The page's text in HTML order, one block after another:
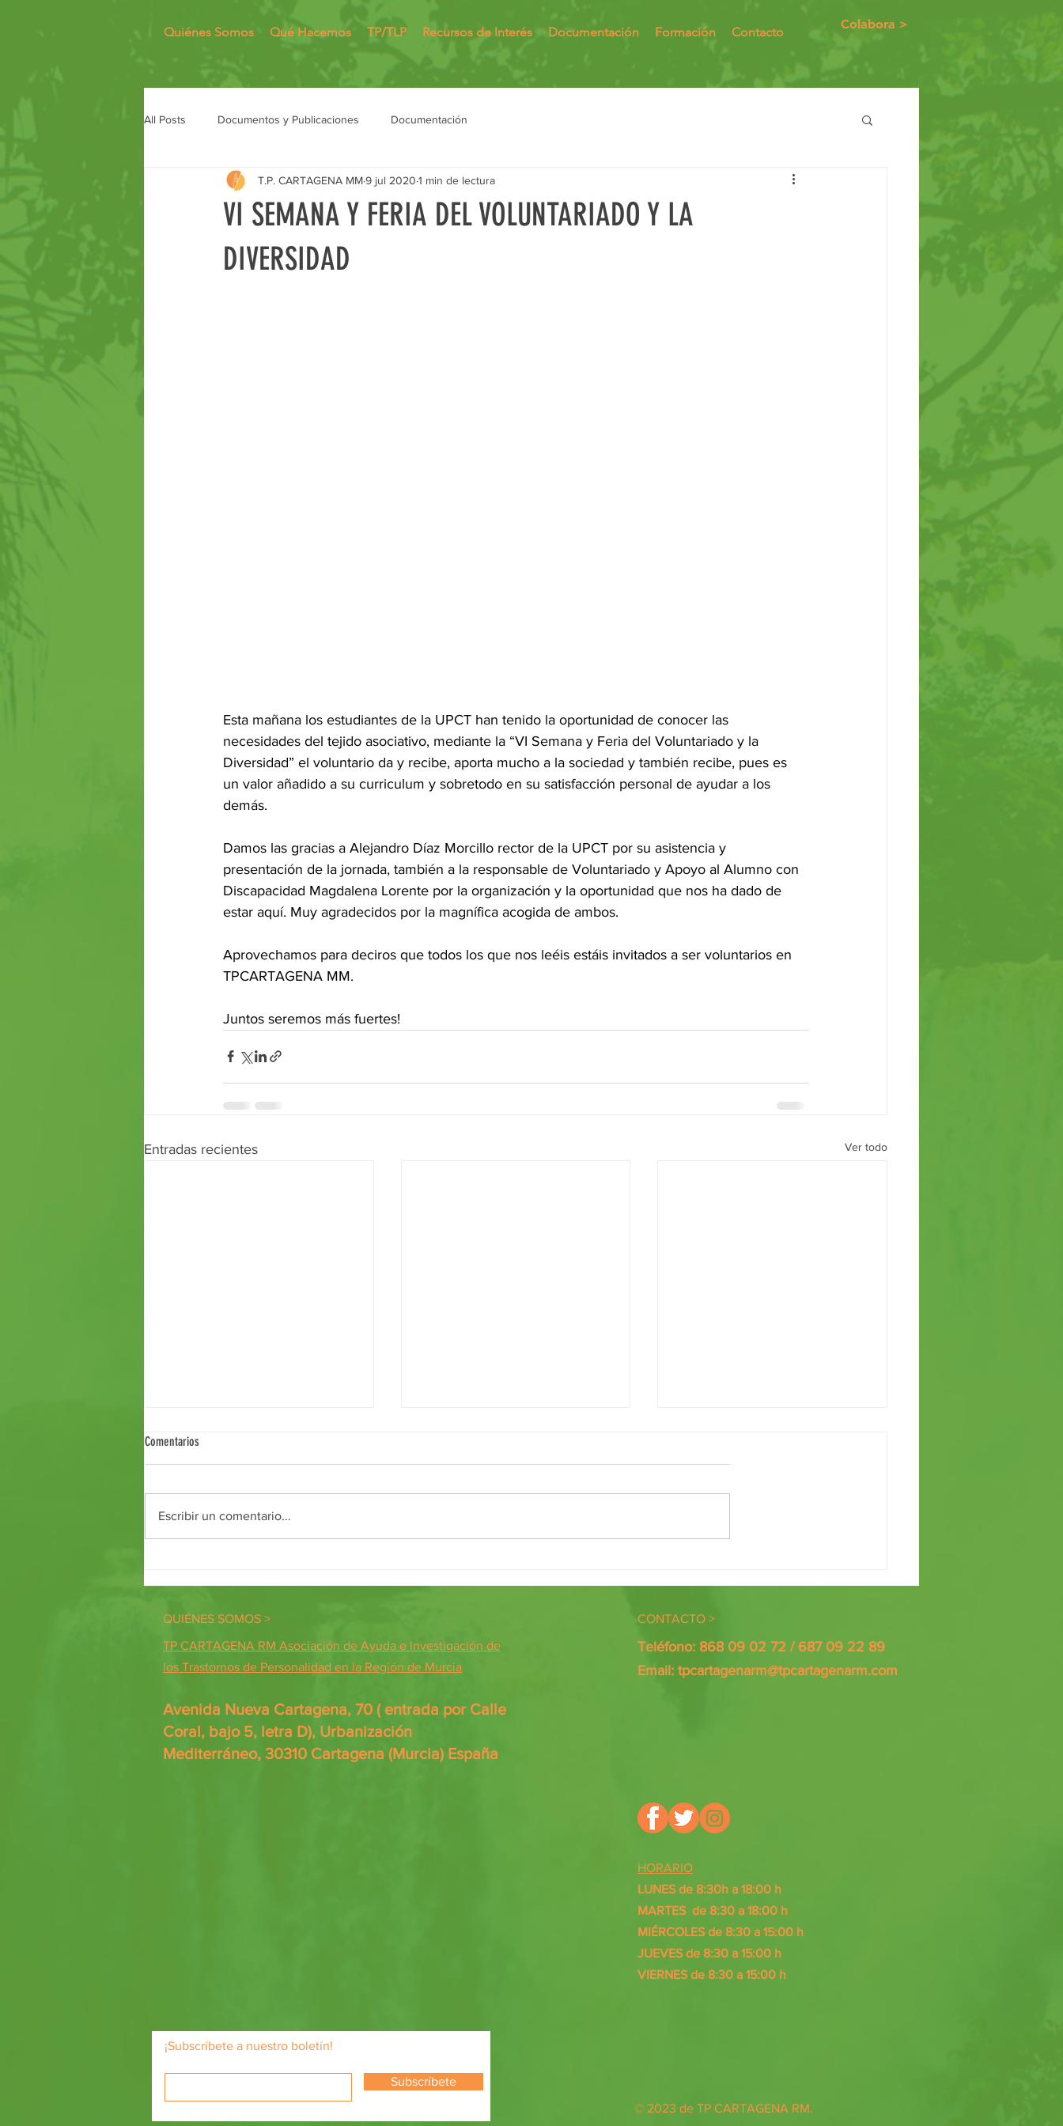
Quiénes Somos Qué Hacemos TP/TLP Recursos de Interés Documentación Formación Contacto
Colabora >
All Posts Documentos y Publicaciones Documentación
VI SEMANA Y FERIA DEL VOLUNTARIADO Y LA
DIVERSIDAD
T.P. CARTAGENA MM9 jul 2020 1 min de lectura
Esta mañana los estudiantes de la UPCT han tenido la oportunidad de conocer las
necesidades del tejido asociativo, mediante la “VI Semana y Feria del Voluntariado y la
Diversidad” el voluntario da y recibe, aporta mucho a la sociedad y también recibe, pues es
un valor añadido a su curriculum y sobretodo en su satisfacción personal de ayudar a los
demás.
Damos las gracias a Alejandro Díaz Morcillo rector de la UPCT por su asistencia y
presentación de la jornada, también a la responsable de Voluntariado y Apoyo al Alumno con
Discapacidad Magdalena Lorente por la organización y la oportunidad que nos ha dado de
estar aquí. Muy agradecidos por la magnífica acogida de ambos.
Aprovechamos para deciros que todos los que nos leéis estáis invitados a ser voluntarios en
TPCARTAGENA MM.
Juntos seremos más fuertes!
Entradas recientes Ver todo
Taller Café y Debate
Comentarios
Escribir un comentario...
QUIÉNES SOMOS >
TP CARTAGENA RM Asociación de Ayuda e Investigación de
los Trastornos de Personalidad en la Región de Murcia
Avenida Nueva Cartagena, 70 ( entrada por Calle
Coral, bajo 5, letra D), Urbanización
Mediterráneo, 30310 Cartagena (Murcia) España
¡Subscríbete a nuestro boletín!
Subscríbete
CONTACTO >
Teléfono: 868 09 02 72 / 687 09 22 89
Email: tpcartagenarm@tpcartagenarm.com
HORARIO
LUNES de 8:30h a 18:00 h
MARTES de 8:30 a 18:00 h
MIÉRCOLES de 8:30 a 15:00 h
JUEVES de 8:30 a 15:00 h
VIERNES de 8:30 a 15:00 h
© 2023 de TP CARTAGENA RM.